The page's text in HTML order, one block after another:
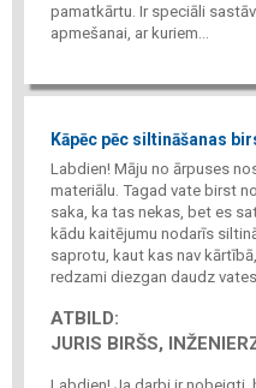
pamatkārtu. Ir speciāli
apmešanai, ar kuriem...
Kāpēc pēc siltināšanas
Labdien! Māju no ārpuses
materiālu. Tagad vate birst
saka, ka tas nekas, bet es
kādu kaitējumu nodarīs
saprotu, kaut kas nav
redzami diezgan daudz
ATBILD:
JURIS BIRŠS,
Labdien! Ja darbi ir